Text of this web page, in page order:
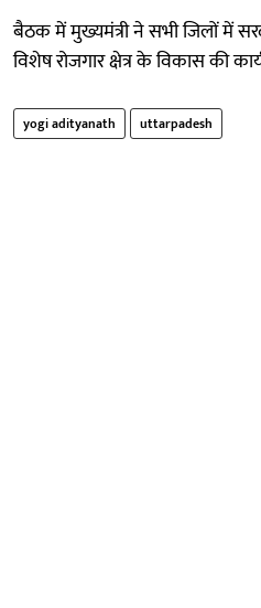
बैठक में मुख्यमंत्री ने सभी जिलों में
विशेष रोजगार क्षेत्र के विकास की
yogi adityanath uttarpadesh